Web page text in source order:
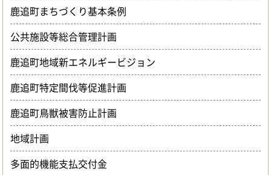
鹿追町まちづくり基本条例
公共施設等総合管理計画
鹿追町地域新エネルギービジョン
鹿追町特定間伐等促進計画
鹿追町鳥獣被害防止計画
地域計画
多面的機能支払交付金